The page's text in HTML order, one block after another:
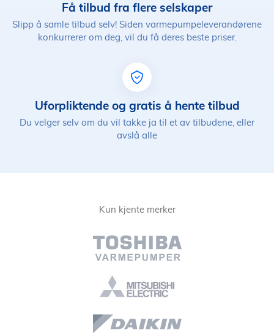
Få tilbud fra flere selskaper
Slipp å samle tilbud selv! Siden varmepumpeleverandørene
konkurrerer om deg, vil du få deres beste priser.
Uforpliktende og gratis å hente tilbud
Du velger selv om du vil takke ja til et av tilbudene, eller
avslå alle
Kun kjente merker